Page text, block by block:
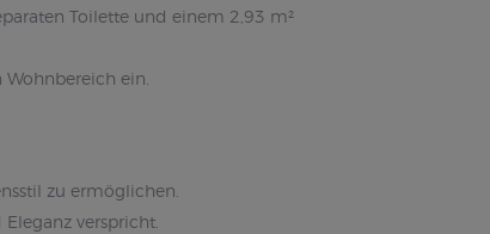
Toilette und einem 2,93 m²
ein.
zu ermöglichen.
verspricht.